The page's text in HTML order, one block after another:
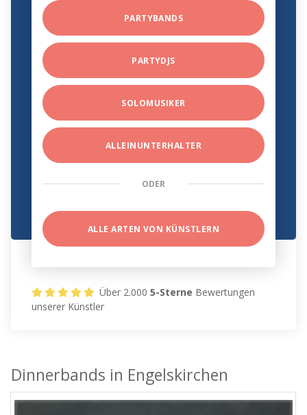
PARTYBANDS
PARTYDJS
SOLOMUSIKER
ALLEINUNTERHALTER
ODER
ALLE ARTEN VON KÜNSTLERN
Über 2.0005-Sterne Bewertungen
unserer Künstler
Dinnerbands in Engelskirchen